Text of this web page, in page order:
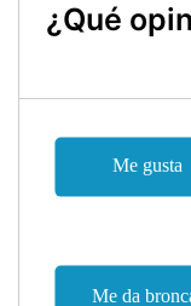
¿Qué